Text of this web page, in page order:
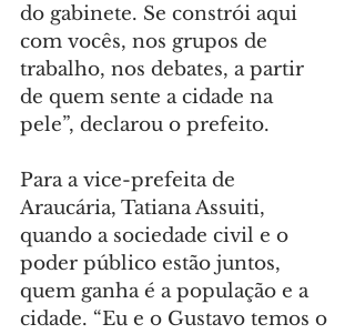
do gabinete. Se constrói aqui
com vocês, nos grupos de
trabalho, nos debates, a partir
de quem sente a cidade na
pele”, declarou o prefeito.
Para a vice-prefeita de
Araucária, Tatiana Assuiti,
quando a sociedade civil e o
poder público estão juntos,
quem ganha é a população e a
cidade. “Eu e o Gustavo temos o